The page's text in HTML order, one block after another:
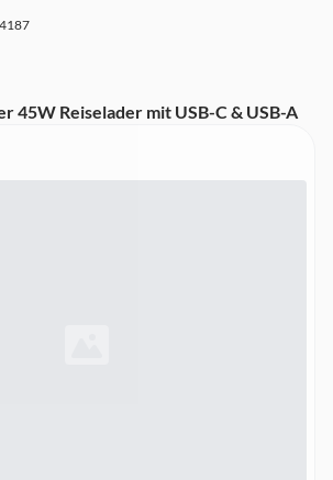
45W Reiselader mit USB-C & USB-A